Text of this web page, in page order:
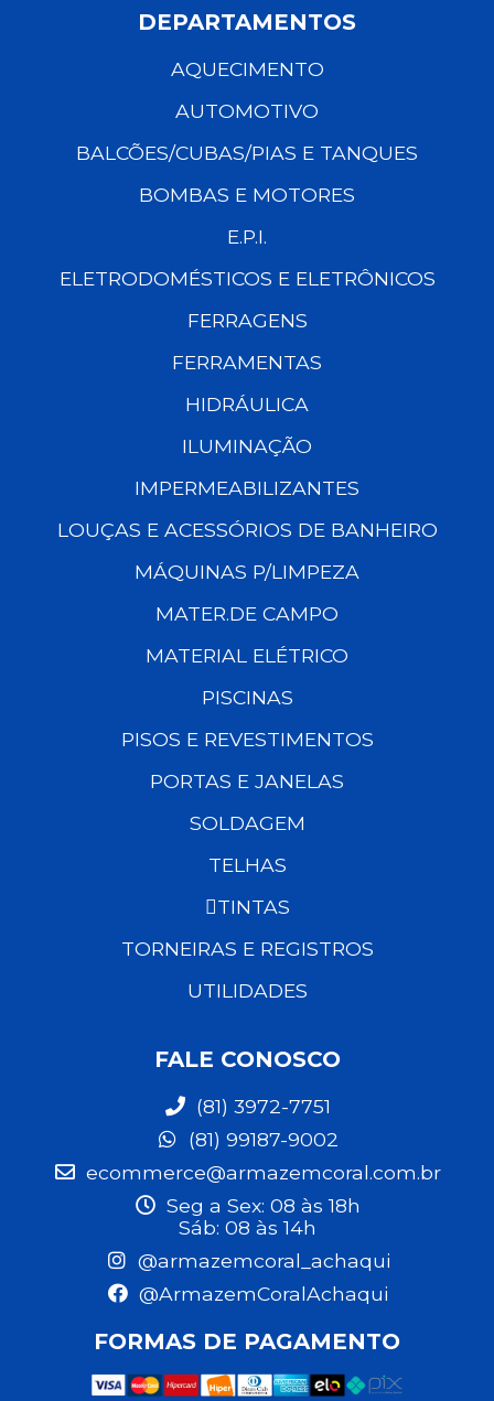
DEPARTAMENTOS
AQUECIMENTO
AUTOMOTIVO
BALCÕES/CUBAS/PIAS E TANQUES
BOMBAS E MOTORES
E.P.I.
ELETRODOMÉSTICOS E ELETRÔNICOS
FERRAGENS
FERRAMENTAS
HIDRÁULICA
ILUMINAÇÃO
IMPERMEABILIZANTES
LOUÇAS E ACESSÓRIOS DE BANHEIRO
MÁQUINAS P/LIMPEZA
MATER.DE CAMPO
MATERIAL ELÉTRICO
PISCINAS
PISOS E REVESTIMENTOS
PORTAS E JANELAS
SOLDAGEM
TELHAS
TINTAS
TORNEIRAS E REGISTROS
UTILIDADES
FALE CONOSCO
(81) 3972-7751
(81) 99187-9002
ecommerce@armazemcoral.com.br
Seg a Sex: 08 às 18h
Sáb: 08 às 14h
@armazemcoral_achaqui
@ArmazemCoralAchaqui
FORMAS DE PAGAMENTO